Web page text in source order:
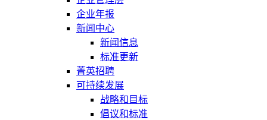
企业年报
新闻中心
新闻信息
标准更新
菁英招聘
可持续发展
战略和目标
倡议和标准